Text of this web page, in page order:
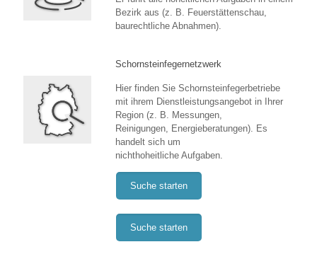
Bezirk aus (z. B. Feuerstättenschau,
baurechtliche Abnahmen).
Schornsteinfegernetzwerk
Hier finden Sie Schornsteinfegerbetriebe
mit ihrem Dienstleistungsangebot in Ihrer
Region (z. B. Messungen,
Reinigungen, Energieberatungen). Es
handelt sich um
nichthoheitliche Aufgaben.
Suche starten
Suche starten